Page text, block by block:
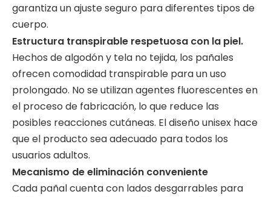
garantiza un ajuste seguro para diferentes tipos de
cuerpo.
Estructura transpirable respetuosa con la piel.
Hechos de algodón y tela no tejida, los pañales
ofrecen comodidad transpirable para un uso
prolongado. No se utilizan agentes fluorescentes en
el proceso de fabricación, lo que reduce las
posibles reacciones cutáneas. El diseño unisex hace
que el producto sea adecuado para todos los
usuarios adultos.
Mecanismo de eliminación conveniente
Cada pañal cuenta con lados desgarrables para